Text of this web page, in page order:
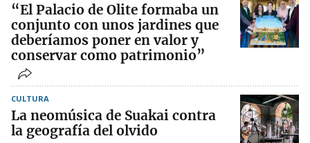
“El Palacio de Olite formaba un
conjunto con unos jardines que
deberíamos poner en valor y
conservar como patrimonio”
CULTURA
La neomúsica de Suakai contra
la geografía del olvido